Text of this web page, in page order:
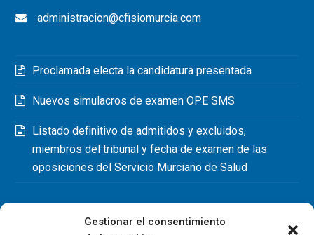
Gestionar el consentimiento
administracion@cfisiomurcia.com
Proclamada electa la candidatura presentada
Nuevos simulacros de examen OPE SMS
Listado definitivo de admitidos y excluidos,
miembros del tribunal y fecha de examen de las
oposiciones del Servicio Murciano de Salud